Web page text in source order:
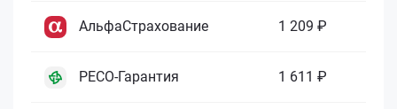
АльфаСтрахование 1 209 ₽
РЕСО-Гарантия 1 611 ₽